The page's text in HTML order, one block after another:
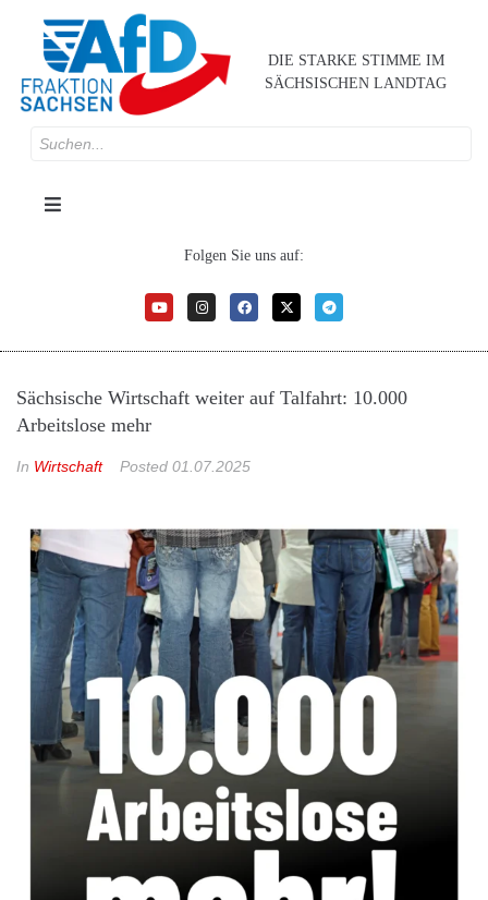
DIE STARKE STIMME IM
SÄCHSISCHEN LANDTAG
Folgen Sie uns auf:
Sächsische Wirtschaft weiter auf Talfahrt: 10.000
Arbeitslose mehr
In Wirtschaft Posted 01.07.2025